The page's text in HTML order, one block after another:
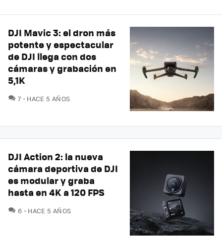
DJI Mavic 3: el dron más
potente y espectacular
de DJI llega con dos
cámaras y grabación en
5,1K
7COMENTARIOS
HACE 5 AÑOS
DJI Action 2: la nueva
cámara deportiva de DJI
es modular y graba
hasta en 4K a 120 FPS
6 COMENTARIOS
HACE 5 AÑOS